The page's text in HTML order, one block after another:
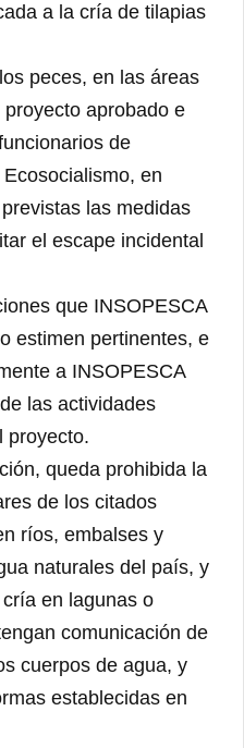
a la cría de tilapias
peces, en las áreas
aprobado e
de
en
las medidas
el escape incidental
que INSOPESCA
estimen pertinentes, e
a INSOPESCA
las actividades
proyecto.
queda prohibida la
de los citados
ríos, embalses y
naturales del país, y
en lagunas o
comunicación de
cuerpos de agua, y
establecidas en